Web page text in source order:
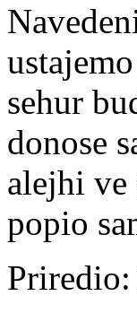
sehur
donose
alejhi ve
popio